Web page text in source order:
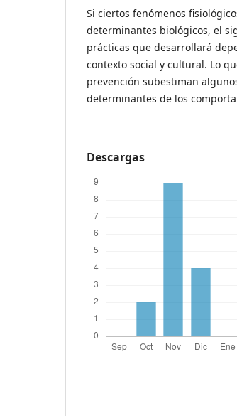
Si ciertos fenómenos
determinantes biológicos, el
prácticas que desarrollará
contexto social y cultural. Lo
prevención subestiman
determinantes de los
Descargas